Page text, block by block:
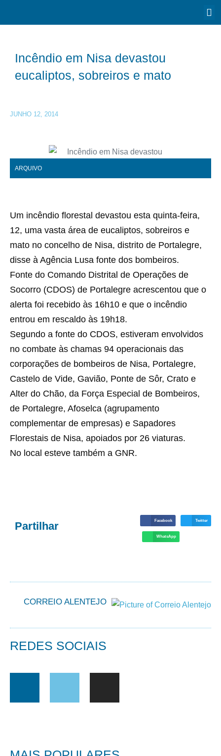
Incêndio em Nisa devastou
eucaliptos, sobreiros e mato
JUNHO 12, 2014
ARQUIVO
Um incêndio florestal devastou esta quinta-feira,
12, uma vasta área de eucaliptos, sobreiros e
mato no concelho de Nisa, distrito de Portalegre,
disse à Agência Lusa fonte dos bombeiros.
Fonte do Comando Distrital de Operações de
Socorro (CDOS) de Portalegre acrescentou que o
alerta foi recebido às 16h10 e que o incêndio
entrou em rescaldo às 19h18.
Segundo a fonte do CDOS, estiveram envolvidos
no combate às chamas 94 operacionais das
corporações de bombeiros de Nisa, Portalegre,
Castelo de Vide, Gavião, Ponte de Sôr, Crato e
Alter do Chão, da Força Especial de Bombeiros,
de Portalegre, Afoselca (agrupamento
complementar de empresas) e Sapadores
Florestais de Nisa, apoiados por 26 viaturas.
No local esteve também a GNR.
Partilhar Facebook Twitter
WhatsApp
CORREIO ALENTEJO
REDES SOCIAIS